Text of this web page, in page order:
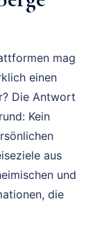
mag
einen
Die Antwort
Kein
aus
und
die